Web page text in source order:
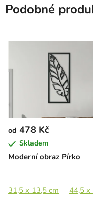
Podobné
Moderní obraz Pírko
od 478 Kč
Skladem
31,5 x 13,5 cm 44,5 x